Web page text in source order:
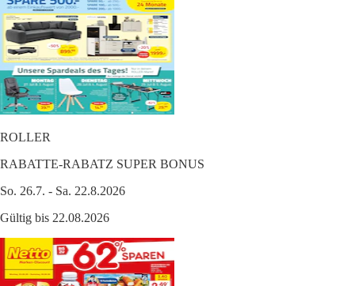
ROLLER
RABATTE-RABATZ SUPER BONUS
So. 26.7. - Sa. 22.8.2026
Gültig bis 22.08.2026